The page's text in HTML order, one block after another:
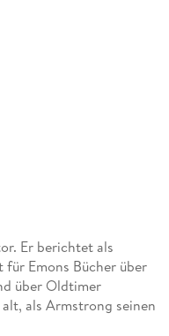
Er berichtet als
Emons Bücher über
über Oldtimer
als Armstrong seinen